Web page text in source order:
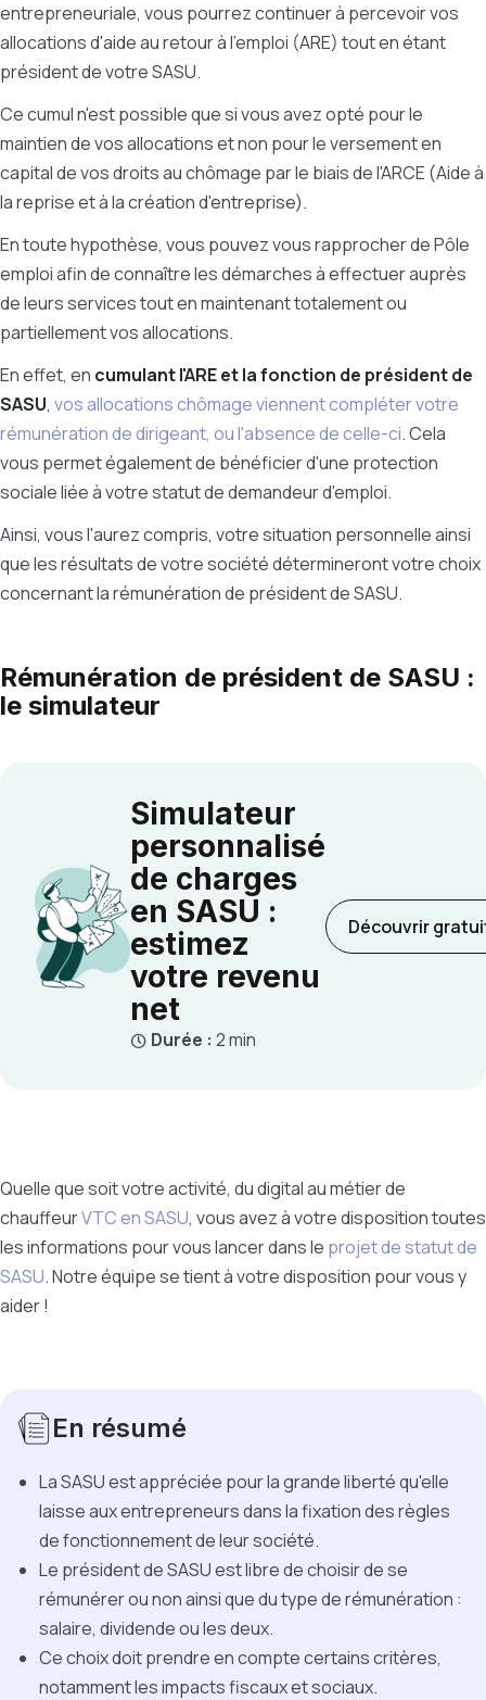
entrepreneuriale, vous pourrez continuer à percevoir vos
allocations d'aide au retour à l'emploi (ARE) tout en étant
président de votre SASU.
Ce cumul n'est possible que si vous avez opté pour le
maintien de vos allocations et non pour le versement en
capital de vos droits au chômage par le biais de l'ARCE (Aide à
la reprise et à la création d'entreprise).
En toute hypothèse, vous pouvez vous rapprocher de Pôle
emploi afin de connaître les démarches à effectuer auprès
de leurs services tout en maintenant totalement ou
partiellement vos allocations.
En effet, en cumulant l'ARE et la fonction de président de
SASU, vos allocations chômage viennent compléter votre
rémunération de dirigeant, ou l'absence de celle-ci. Cela
vous permet également de bénéficier d'une protection
sociale liée à votre statut de demandeur d'emploi.
Ainsi, vous l'aurez compris, votre situation personnelle ainsi
que les résultats de votre société détermineront votre choix
concernant la rémunération de président de SASU.
Rémunération de président de SASU :
le simulateur
Simulateur
personnalisé
de charges
en SASU :
estimez
votre revenu
net
Durée : 2 min
Découvrir
Quelle que soit votre activité, du digital au métier de
chauffeurVTC en SASU, vous avez à votre disposition toutes
les informations pour vous lancer dans le projet de statut de
SASU. Notre équipe se tient à votre disposition pour vous y
aider !
En résumé
La SASU est appréciée pour la grande liberté qu'elle
laisse aux entrepreneurs dans la fixation des règles
de fonctionnement de leur société.
Le président de SASU est libre de choisir de se
rémunérer ou non ainsi que du type de rémunération :
salaire, dividende ou les deux.
Ce choix doit prendre en compte certains critères,
notamment les impacts fiscaux et sociaux.